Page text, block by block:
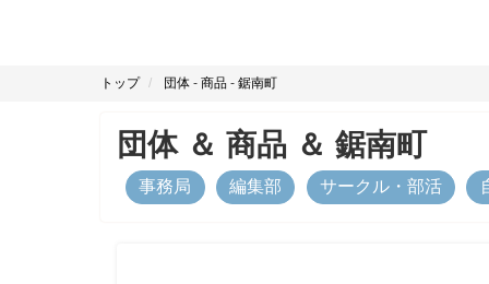
トップ 団体 - 商品 - 鋸南町
団体＆ 商品 ＆ 鋸南町
事務局 編集部 サークル・部活